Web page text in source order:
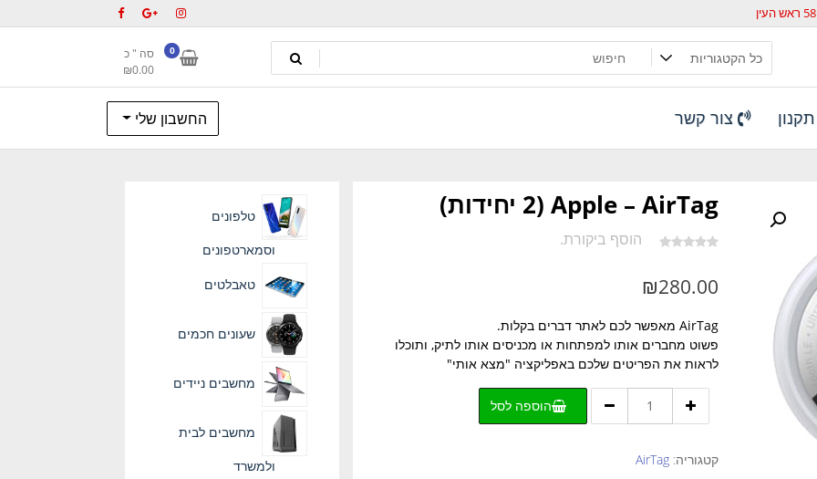
0
סה " כ
₪0.00
תקנון צור קשר החשבון שלי
Apple – AirTag (2 יחידות)
הוסף ביקורת.
₪280.00
AirTag מאפשר לכם לאתר דברים בקלות.
פשוט מחברים אותו למפתחות או מכניסים אותו לתיק, ותוכלו
לראות את הפריטים שלכם באפליקציה "מצא אותי"
-
הוספה לסל
קטגוריה: AirTag
טלפונים
וסמארטפונים
טאבלטים
שעונים חכמים
מחשבים ניידים
מחשבים לבית
ולמשרד